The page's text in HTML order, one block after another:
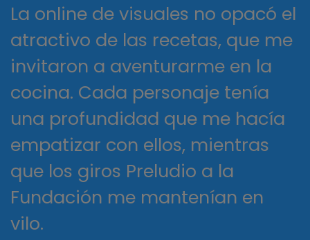
La online de visuales no opacó el
atractivo de las recetas, que me
invitaron a aventurarme en la
cocina. Cada personaje tenía
una profundidad que me hacía
empatizar con ellos, mientras
que los giros Preludio a la
Fundación me mantenían en
vilo.